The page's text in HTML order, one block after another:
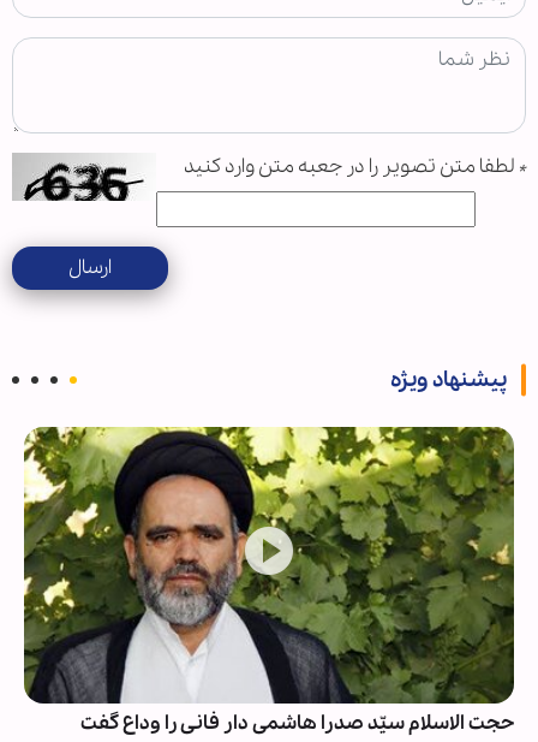
* لطفا متن تصویر را در جعبه متن وارد کنید
ارسال
پیشنهاد ویژه
حجت الاسلام سیّد صدرا هاشمی دار فانی را وداع گفت